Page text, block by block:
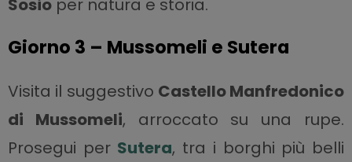
Sosioper natura e storia.
Giorno 3 – Mussomeli e Sutera
Visita il suggestivo Castello Manfredonico
di Mussomeli, arroccato su una rupe.
Prosegui per Sutera, tra i borghi più belli